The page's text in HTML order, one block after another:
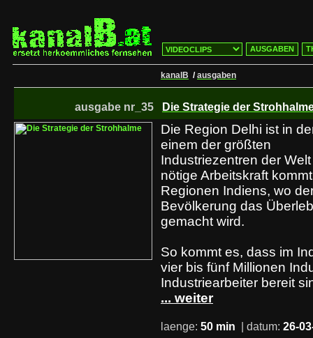
AUSGABEN
kanalB /ausgaben
ausgabe nr_35 Die Strategie der
Die Region Delhi ist in
einem der größten
Industriezentren der
nötige Arbeitskraft
Regionen Indiens, wo
Bevölkerung das
gemacht wird.
So kommt es, dass im
vier bis fünf Millionen
Industriearbeiter bereit
... weiter
laenge: 50 min | datum: 26-